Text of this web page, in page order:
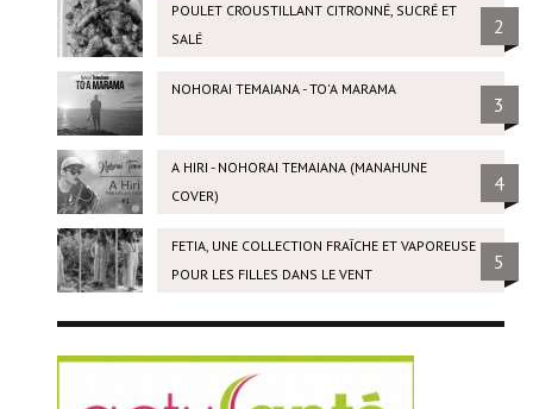
POULET CROUSTILLANT CITRONNÉ, SUCRÉ ET
SALÉ
2
NOHORAI TEMAIANA - TO'A MARAMA
3
A HIRI - NOHORAI TEMAIANA (MANAHUNE
COVER)
4
FETIA, UNE COLLECTION FRAÎCHE ET VAPOREUSE
POUR LES FILLES DANS LE VENT
5